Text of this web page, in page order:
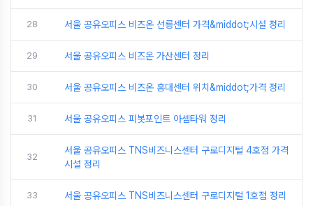
28 서울 공유오피스 비즈온 선릉센터 가격&middot;시설 정리
29 서울 공유오피스 비즈온 가산센터 정리
30 서울 공유오피스 비즈온 홍대센터 위치&middot;가격 정리
31 서울 공유오피스 피봇포인트 아셈타워 정리
32
서울 공유오피스 TNS비즈니스센터 구로디지털 4호점 가격
시설 정리
33 서울 공유오피스 TNS비즈니스센터 구로디지털 1호점 정리